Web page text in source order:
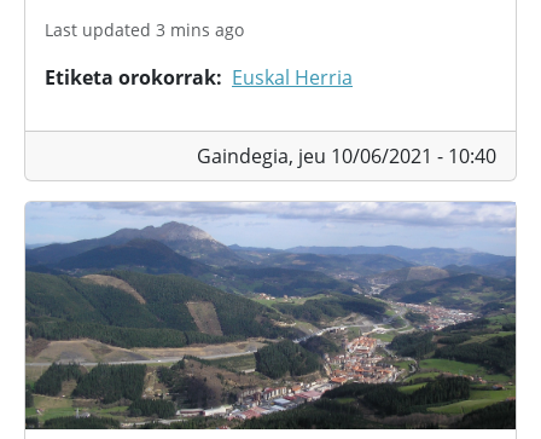
Last updated 3 mins ago
Etiketa orokorrak Euskal Herria
Gaindegia, jeu 10/06/2021 - 10:40